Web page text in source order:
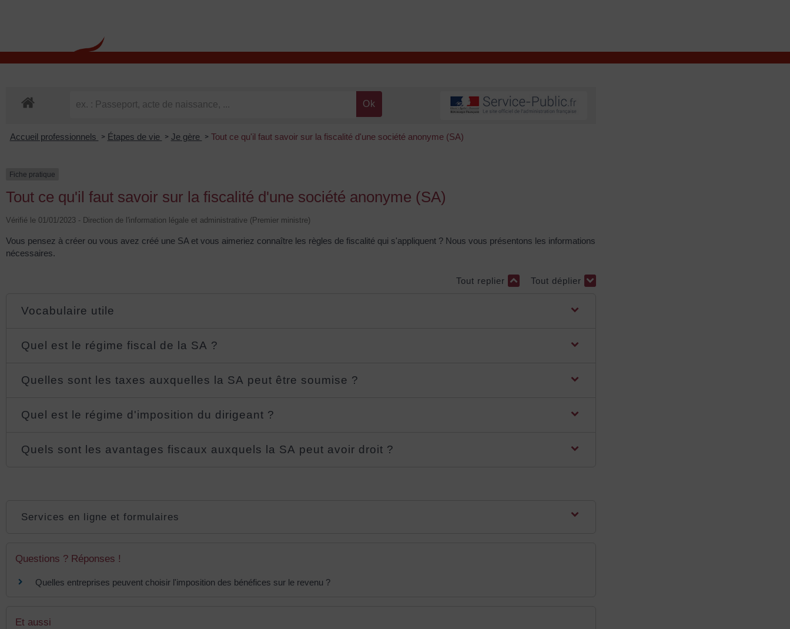
Accueil professionnels > Étapes de vie > Je gère > Tout ce qu'il faut savoir sur la fiscalité d'une société anonyme (SA)
Fiche pratique
Tout ce qu'il faut savoir sur la fiscalité d'une société anonyme (SA)
Vérifié le 01/01/2023 - Direction de l'information légale et administrative (Premier ministre)
Vous pensez à créer ou vous avez créé une SA et vous aimeriez connaître les règles de fiscalité qui s'appliquent ? Nous vous présentons les informations
nécessaires.
Tout replier Tout déplier
Vocabulaire utile
Quel est le régime fiscal de la SA ?
Quelles sont les taxes auxquelles la SA peut être soumise ?
Quel est le régime d'imposition du dirigeant ?
Quels sont les avantages fiscaux auxquels la SA peut avoir droit ?
Services en ligne et formulaires
Questions ? Réponses !
Quelles entreprises peuvent choisir l'imposition des bénéfices sur le revenu ?
Et aussi